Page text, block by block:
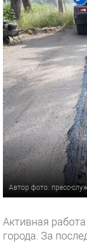
Автор фото: пресс-
Активная работа
города. За